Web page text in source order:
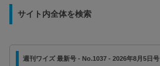
サイト内全体を検索
週刊ワイズ 最新号 - No.1037 - 2026年8月5日号